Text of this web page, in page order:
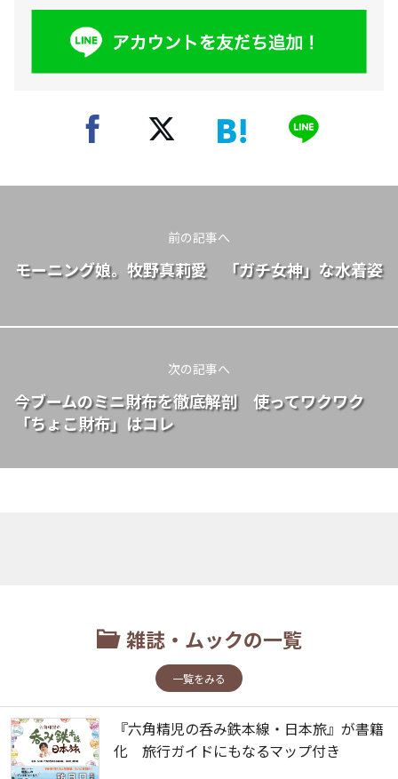
前の記事へ
モーニング娘。牧野真莉愛 「ガチ女神」な水着姿
次の記事へ
今ブームのミニ財布を徹底解剖 使ってワクワク
「ちょこ財布」はコレ
雑誌・ムックの一覧
一覧をみる
『六角精児の呑み鉄本線・日本旅』が書籍
化 旅行ガイドにもなるマップ付き